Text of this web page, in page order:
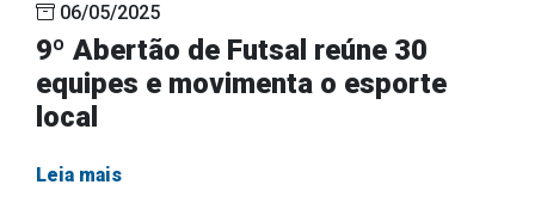
06/05/2025
9º Abertão de Futsal reúne 30
equipes e movimenta o esporte
local
Leia mais